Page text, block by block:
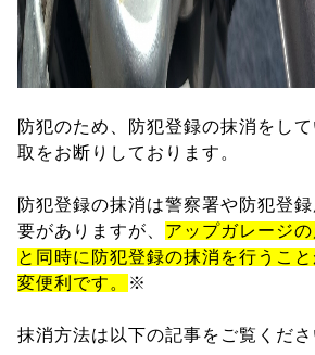
防犯のため、防犯登録の抹消をし
取をお断りしております。
防犯登録の抹消は警察署や防犯登
要がありますが、 アップガレージ
と同時に防犯登録の抹消を行うこ
変便利です。
※
抹消方法は以下の記事をご覧くださ